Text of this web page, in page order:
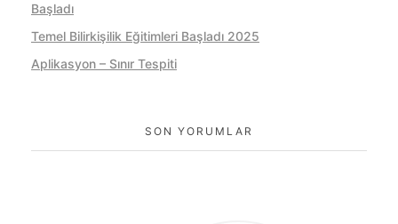
Başladı
Temel Bilirkişilik Eğitimleri Başladı 2025
Aplikasyon – Sınır Tespiti
SON YORUMLAR